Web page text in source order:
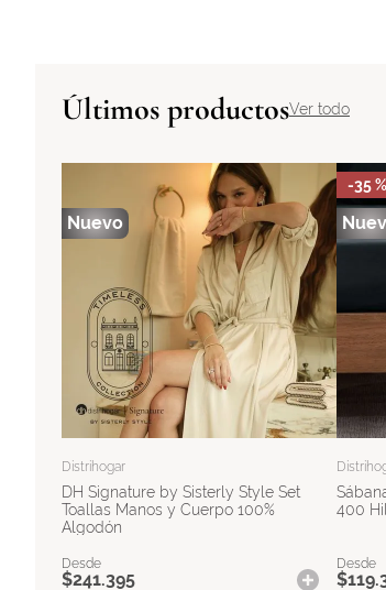
Últimos productosVer todo
Distrihogar
DH Signature by Sisterly Style Set
Toallas Manos y Cuerpo 100%
Algodón
$241.395
-35 %
400
$119.